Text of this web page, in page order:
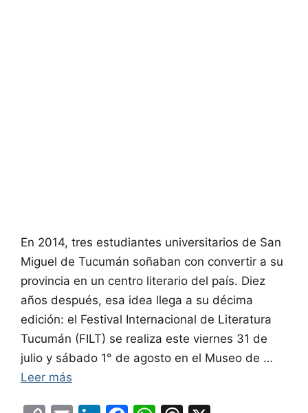
En 2014, tres estudiantes universitarios de San
Miguel de Tucumán soñaban con convertir a su
provincia en un centro literario del país. Diez
años después, esa idea llega a su décima
edición: el Festival Internacional de Literatura
Tucumán (FILT) se realiza este viernes 31 de
julio y sábado 1° de agosto en el Museo de …
Leer más